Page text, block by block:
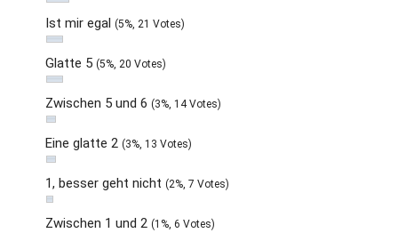
Ist mir egal (5%, 21 Votes)
Glatte 5 (5%, 20 Votes)
Zwischen 5 und 6 (3%, 14 Votes)
Eine glatte 2 (3%, 13 Votes)
1, besser geht nicht (2%, 7 Votes)
Zwischen 1 und 2 (1%, 6 Votes)